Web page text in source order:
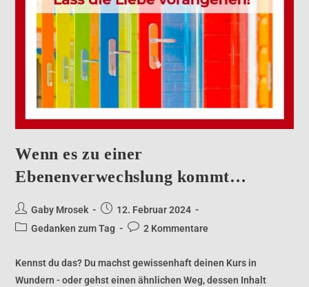
Wenn es zu einer
Ebenenverwechslung kommt…
Gaby Mrosek
12. Februar 2024
Gedanken zum Tag
2 Kommentare
Kennst du das? Du machst gewissenhaft deinen Kurs in
Wundern - oder gehst einen ähnlichen Weg, dessen Inhalt